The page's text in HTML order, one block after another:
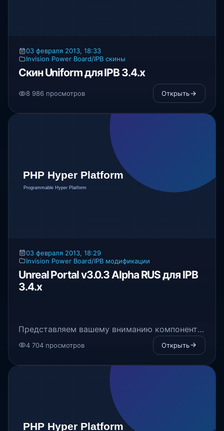
03 февраля 2013, 18:33
Invision Power Board/IPB скины
Скин Uniform для IPB 3.4.x
8 986 просмотров Открыть
03 февраля 2013, 18:29
Invision Power Board/IPB модификации
Unreal Portal v3.0.3 Alpha RUS для IPB
3.4.x
Представляем вашему вниманию компонент
для CMS IPB, а именно Unreal Portal v3.0.3
Alpha RUS для IPB 3.4.x. Зачем он нужен,
спросите Вы? Затем, чтобы организовать на
своей форуме главную страницу как
полноценный сайт со статьями, блоками и
т.п., одним словом портал для IPB.
4 704 просмотров Открыть